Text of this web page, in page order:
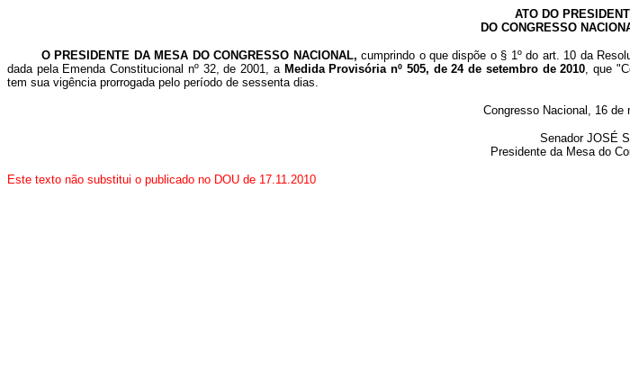
ATO DO
DO CONGRESSO
O PRESIDENTE DA MESA DO CONGRESSO NACIONAL, cumprindo o que dispõe o § 1º do art. 10 da
dada pela Emenda Constitucional nº 32, de 2001, a Medida Provisória nº 505, de 24 de setembro de 2010, que "
tem sua vigência prorrogada pelo período de sessenta dias.
Congresso Nacional, 16 de
Senador JOSÉ
Presidente da Mesa do
Este texto não substitui o publicado no DOU de 17.11.2010